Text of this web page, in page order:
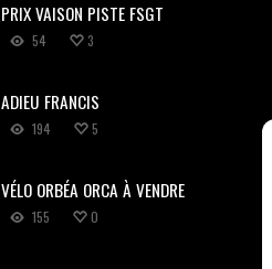
PRIX VAISON PISTE FSGT
54 3
ADIEU FRANCIS
194 5
VÉLO ORBÉA ORCA À VENDRE
155 0